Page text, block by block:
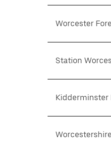
Worcester
Station
Kidderminster